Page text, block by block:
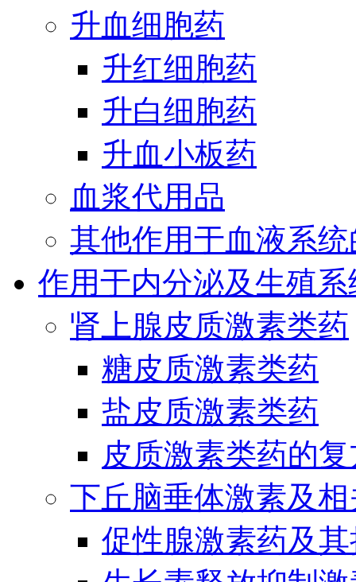
升血细胞药
升红细胞药
升白细胞药
升血小板药
血浆代用品
其他作用于血液系
作用于内分泌及生殖
肾上腺皮质激素类药
糖皮质激素类药
盐皮质激素类药
皮质激素类药的
下丘脑垂体激素及
促性腺激素药及